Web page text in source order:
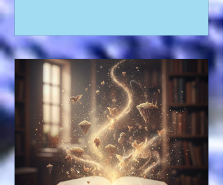
prove dei crimini commessi nei Balcani
e strumento di ricatto nelle mani
sbagliate. Outsider si ritrova in una
spirale di complotti, inseguimenti e
tradimenti, tra killer ustascia, agenti
sloveni, russi, serbi e giornalisti
doppiogioc